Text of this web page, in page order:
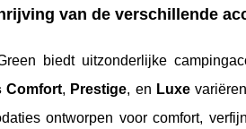
van de verschillende
biedt uitzonderlijke
Comfort, Prestige, en Luxe
ontworpen voor comfort,